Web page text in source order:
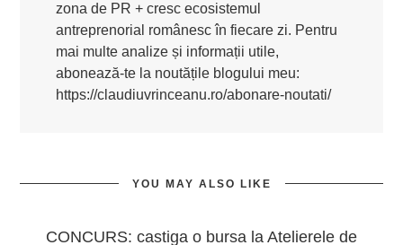
zona de PR + cresc ecosistemul
antreprenorial românesc în fiecare zi. Pentru
mai multe analize și informații utile,
abonează-te la noutățile blogului meu:
https://claudiuvrinceanu.ro/abonare-noutati/
YOU MAY ALSO LIKE
CONCURS: castiga o bursa la Atelierele de